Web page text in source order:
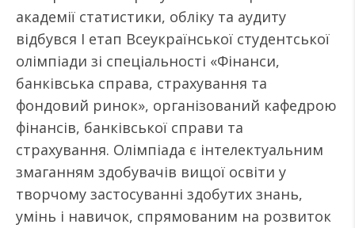
академії статистики, обліку та аудиту
відбувся І етап Всеукраїнської студентської
олімпіади зі спеціальності «Фінанси,
банківська справа, страхування та
фондовий ринок», організований кафедрою
фінансів, банківської справи та
страхування. Олімпіада є інтелектуальним
змаганням здобувачів вищої освіти у
творчому застосуванні здобутих знань,
умінь і навичок, спрямованим на розвиток